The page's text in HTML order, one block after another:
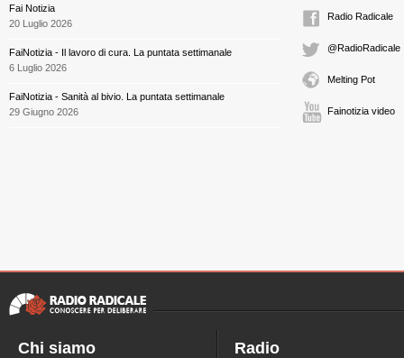
Fai Notizia
20 Luglio 2026
FaiNotizia - Il lavoro di cura. La puntata settimanale
6 Luglio 2026
FaiNotizia - Sanità al bivio. La puntata settimanale
29 Giugno 2026
Radio Radicale
@RadioRadicale
Melting Pot
Fainotizia video
Chi siamo Radio